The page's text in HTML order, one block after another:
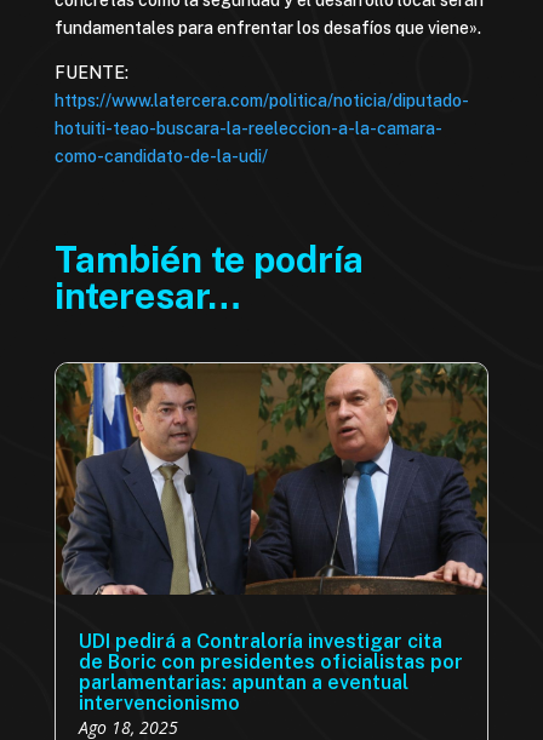
fundamentales para enfrentar los desafíos que viene».
FUENTE:
https://www.latercera.com/politica/noticia/diputado-
hotuiti-teao-buscara-la-reeleccion-a-la-camara-
como-candidato-de-la-udi/
También te podría
interesar…
UDI pedirá a Contraloría investigar cita
de Boric con presidentes oficialistas por
parlamentarias: apuntan a eventual
intervencionismo
Ago 18, 2025